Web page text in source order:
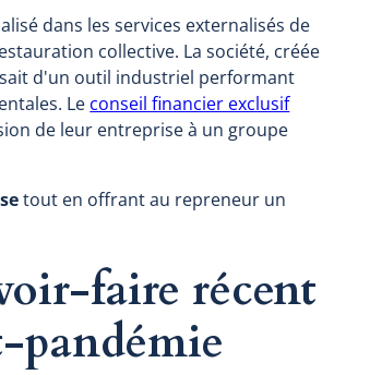
dans les services externalisés de
collective. La société, créée
d'un outil industriel performant
Le conseil financier exclusif
de leur entreprise à un groupe
tout en offrant au repreneur un
faire récent
pandémie